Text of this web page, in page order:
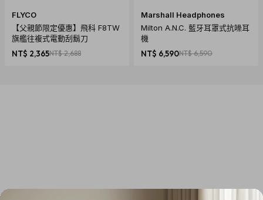
FLYCO
【父親節限定優惠】飛科 F8TW
旗艦往複式電動刮鬍刀
NT$ 2,365NT$ 2,688
Marshall Headphones
Milton A.N.C. 藍牙耳罩式抗噪耳
機
NT$ 6,590NT$ 6,590